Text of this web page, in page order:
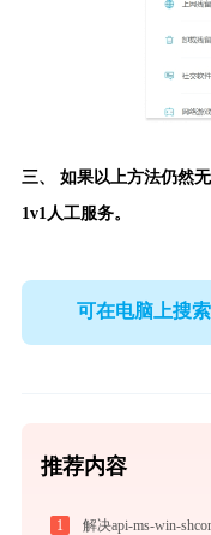
三、 如果以上方法仍然
1v1人工服务。
可在电脑上搜
推荐内容
1 解决api-ms-win-